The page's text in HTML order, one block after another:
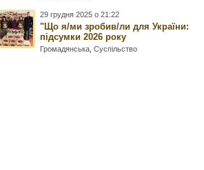
29 грудня 2025 о 21:22
"Що я/ми зробив/ли для України:
підсумки 2026 року
Громадянська ,Суспільство